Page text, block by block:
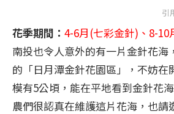
引
花季期間： 4-6月(七彩金針)、8-10
南投也令人意外的有一片金針花海
的「日月潭金針花園區」，不妨在
模有5公頃，能在平地看到金針花
農們很認真在維護這片花海，也請